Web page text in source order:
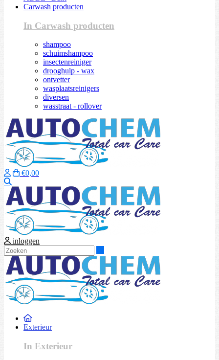
Carwash producten
In Carwash producten
shampoo
schuimshampoo
insectenreiniger
drooghulp - wax
ontvetter
wasplaatsreinigers
diversen
wasstraat - rollover
€0,00
inloggen
Exterieur
In Exterieur